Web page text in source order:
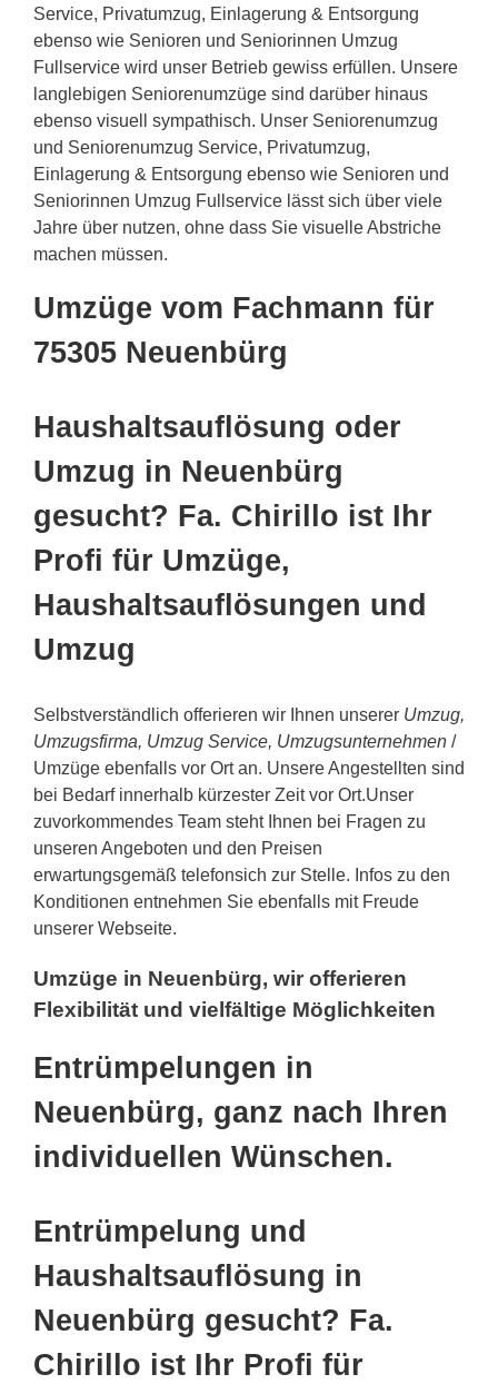
Service, Privatumzug, Einlagerung & Entsorgung
ebenso wie Senioren und Seniorinnen Umzug
Fullservice wird unser Betrieb gewiss erfüllen. Unsere
langlebigen Seniorenumzüge sind darüber hinaus
ebenso visuell sympathisch. Unser Seniorenumzug
und Seniorenumzug Service, Privatumzug,
Einlagerung & Entsorgung ebenso wie Senioren und
Seniorinnen Umzug Fullservice lässt sich über viele
Jahre über nutzen, ohne dass Sie visuelle Abstriche
machen müssen.
Umzüge vom Fachmann für
75305 Neuenbürg
Haushaltsauflösung oder
Umzug in Neuenbürg
gesucht? Fa. Chirillo ist Ihr
Profi für Umzüge,
Haushaltsauflösungen und
Umzug
Selbstverständlich offerieren wir Ihnen unserer Umzug,
Umzugsfirma, Umzug Service, Umzugsunternehmen /
Umzüge ebenfalls vor Ort an. Unsere Angestellten sind
bei Bedarf innerhalb kürzester Zeit vor Ort.Unser
zuvorkommendes Team steht Ihnen bei Fragen zu
unseren Angeboten und den Preisen
erwartungsgemäß telefonsich zur Stelle. Infos zu den
Konditionen entnehmen Sie ebenfalls mit Freude
unserer Webseite.
Umzüge in Neuenbürg, wir offerieren
Flexibilität und vielfältige Möglichkeiten
Entrümpelungen in
Neuenbürg, ganz nach Ihren
individuellen Wünschen.
Entrümpelung und
Haushaltsauflösung in
Neuenbürg gesucht? Fa.
Chirillo ist Ihr Profi für